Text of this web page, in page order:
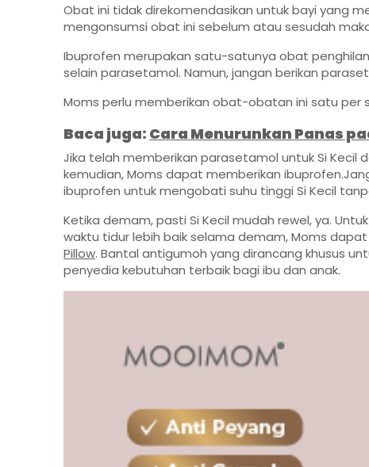
Obat ini tidak direkomendasikan untuk bayi yang
mengonsumsi obat ini sebelum atau sesudah
Ibuprofen merupakan satu-satunya obat
selain parasetamol. Namun, jangan berikan
Moms perlu memberikan obat-obatan ini satu per
Baca juga: Cara Menurunkan Panas
Jika telah memberikan parasetamol untuk Si Kecil
kemudian, Moms dapat memberikan
ibuprofen untuk mengobati suhu tinggi Si Kecil
Ketika demam, pasti Si Kecil mudah rewel, ya.
waktu tidur lebih baik selama demam, Moms
Pillow. Bantal antigumoh yang dirancang khusus
penyedia kebutuhan terbaik bagi ibu dan anak.